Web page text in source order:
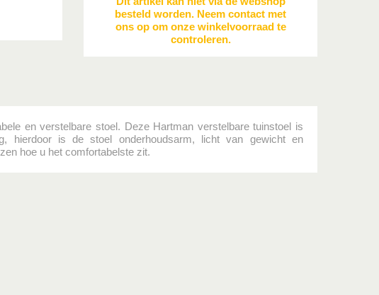
besteld worden. Neem contact met
ons op om onze winkelvoorraad te
controleren.
en verstelbare stoel. Deze Hartman verstelbare tuinstoel is
hierdoor is de stoel onderhoudsarm, licht van gewicht en
hoe u het comfortabelste zit.